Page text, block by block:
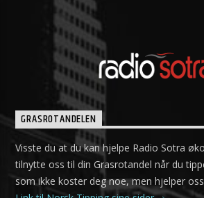
GRASROTANDELEN
Visste du at du kan hjelpe Radio Sotra
tilnytte oss til din Grasrotandel når du
som ikke koster deg noe, men hjelper